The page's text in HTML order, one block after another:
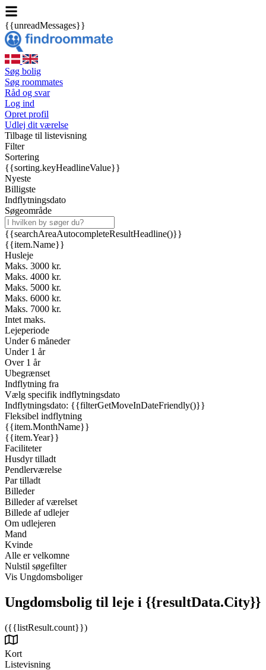
{{unreadMessages}}
Søg bolig
Søg roommates
Råd og svar
Log ind
Opret profil
Udlej dit værelse
Tilbage til listevisning
Filter
Sortering
{{sorting.keyHeadlineValue}}
Nyeste
Billigste
Indflytningsdato
Søgeområde
{{searchAreaAutocompleteResultHeadline()}}
{{item.Name}}
Husleje
Maks. 3000 kr.
Maks. 4000 kr.
Maks. 5000 kr.
Maks. 6000 kr.
Maks. 7000 kr.
Intet maks.
Lejeperiode
Under 6 måneder
Under 1 år
Over 1 år
Ubegrænset
Indflytning fra
Vælg specifik indflytningsdato
Indflytningsdato: {{filterGetMoveInDateFriendly()}}
Fleksibel indflytning
{{item.MonthName}}
{{item.Year}}
Faciliteter
Husdyr tilladt
Pendlerværelse
Par tilladt
Billeder
Billeder af værelset
Billede af udlejer
Om udlejeren
Mand
Kvinde
Alle er velkomne
Nulstil søgefilter
Vis Ungdomsboliger
Ungdomsbolig til leje i {{resultData.City}}
({{listResult.count}})
Kort
Listevisning